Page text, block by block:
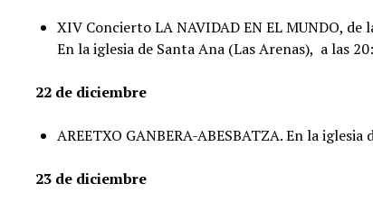
XIV Concierto LA NAVIDAD EN EL MUNDO, de
En la iglesia de Santa Ana (Las Arenas), a las
22 de diciembre
AREETXO GANBERA-ABESBATZA. En la
23 de diciembre